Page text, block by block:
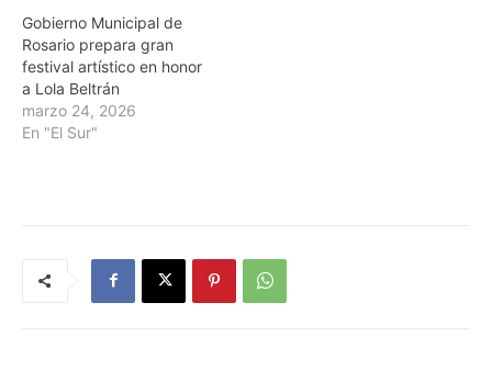
Gobierno Municipal de
Rosario prepara gran
festival artístico en honor
a Lola Beltrán
marzo 24, 2026
En "El Sur"